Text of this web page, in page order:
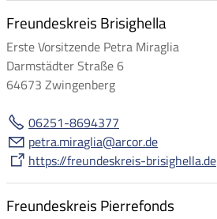
Freundeskreis Brisighella
Erste Vorsitzende Petra Miraglia
Darmstädter Straße 6
64673 Zwingenberg
06251-8694377
p tr m r gl rc rd
https://freundeskreis-brisighella.de
Freundeskreis Pierrefonds